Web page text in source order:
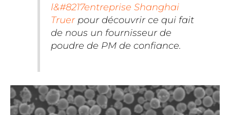
l&#8217entreprise Shanghai
Truerpour découvrir ce qui fait
de nous un fournisseur de
poudre de PM de confiance.